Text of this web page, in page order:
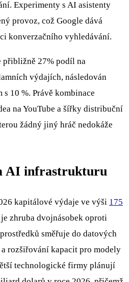
Experimenty s AI asistenty
provoz, což Google dává
konverzačního vyhledávání.
přibližně 27% podíl na
výdajích, následován
s 10 %. Právě kombinace
na YouTube a šířky distribuční
žádný jiný hráč nedokáže
AI infrastrukturu
kapitálové výdaje ve výši 175
je zhruba dvojnásobek oproti
směřuje do datových
rozšiřování kapacit pro modely
technologické firmy plánují